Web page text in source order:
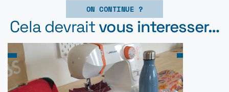
ON CONTINUE ?
Cela devrait vous interesser…